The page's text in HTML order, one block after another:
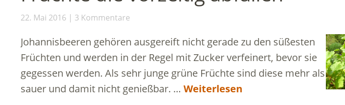
22. Mai 2016 3 Kommentare
Johannisbeeren gehören ausgereift nicht gerade zu den süßesten
Früchten und werden in der Regel mit Zucker verfeinert, bevor sie
gegessen werden. Als sehr junge grüne Früchte sind diese mehr als
sauer und damit nicht genießbar. … Weiterlesen